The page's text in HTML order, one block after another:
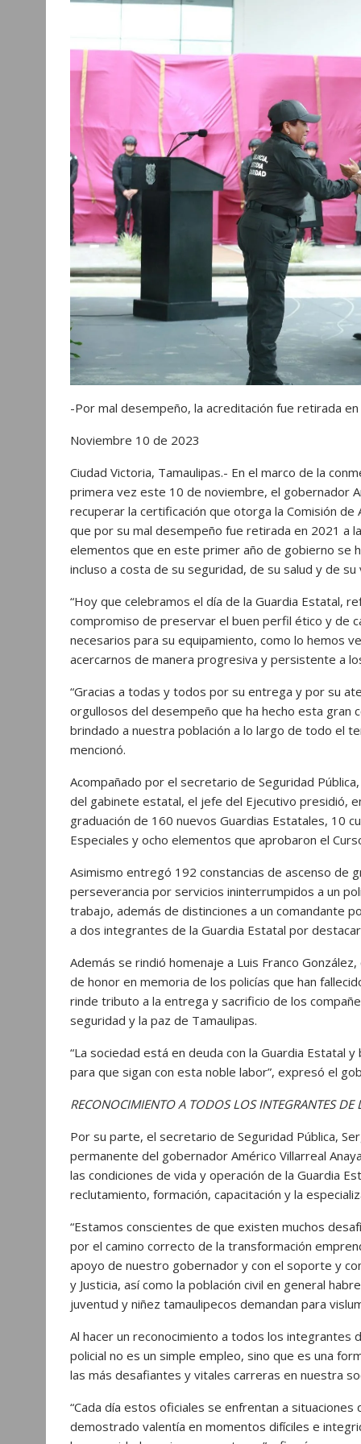
-Por mal desempeño, la acreditación fue retirada
Noviembre 10 de 2023
Ciudad Victoria, Tamaulipas.- En el marco de la
primera vez este 10 de noviembre, el gobernador
recuperar la certificación que otorga la Comisión de
que por su mal desempeño fue retirada en 2021 a
elementos que en este primer año de gobierno se
incluso a costa de su seguridad, de su salud y de su
“Hoy que celebramos el día de la Guardia Estatal,
compromiso de preservar el buen perfil ético y de
necesarios para su equipamiento, como lo hemos
acercarnos de manera progresiva y persistente a
“Gracias a todas y todos por su entrega y por su
orgullosos del desempeño que ha hecho esta gran
brindado a nuestra población a lo largo de todo el
mencionó.
Acompañado por el secretario de Seguridad
del gabinete estatal, el jefe del Ejecutivo presidió,
graduación de 160 nuevos Guardias Estatales, 10
Especiales y ocho elementos que aprobaron el
Asimismo entregó 192 constancias de ascenso de
perseverancia por servicios ininterrumpidos a un
trabajo, además de distinciones a un comandante
a dos integrantes de la Guardia Estatal por
Además se rindió homenaje a Luis Franco
de honor en memoria de los policías que han
rinde tributo a la entrega y sacrificio de los
seguridad y la paz de Tamaulipas.
“La sociedad está en deuda con la Guardia Estatal
para que sigan con esta noble labor”, expresó el
RECONOCIMIENTO A TODOS LOS INTEGRANTES DE
Por su parte, el secretario de Seguridad Pública,
permanente del gobernador Américo Villarreal
las condiciones de vida y operación de la Guardia
reclutamiento, formación, capacitación y la
“Estamos conscientes de que existen muchos
por el camino correcto de la transformación
apoyo de nuestro gobernador y con el soporte y
y Justicia, así como la población civil en general
juventud y niñez tamaulipecos demandan para
Al hacer un reconocimiento a todos los integrantes
policial no es un simple empleo, sino que es una
las más desafiantes y vitales carreras en nuestra
“Cada día estos oficiales se enfrentan a
demostrado valentía en momentos difíciles e